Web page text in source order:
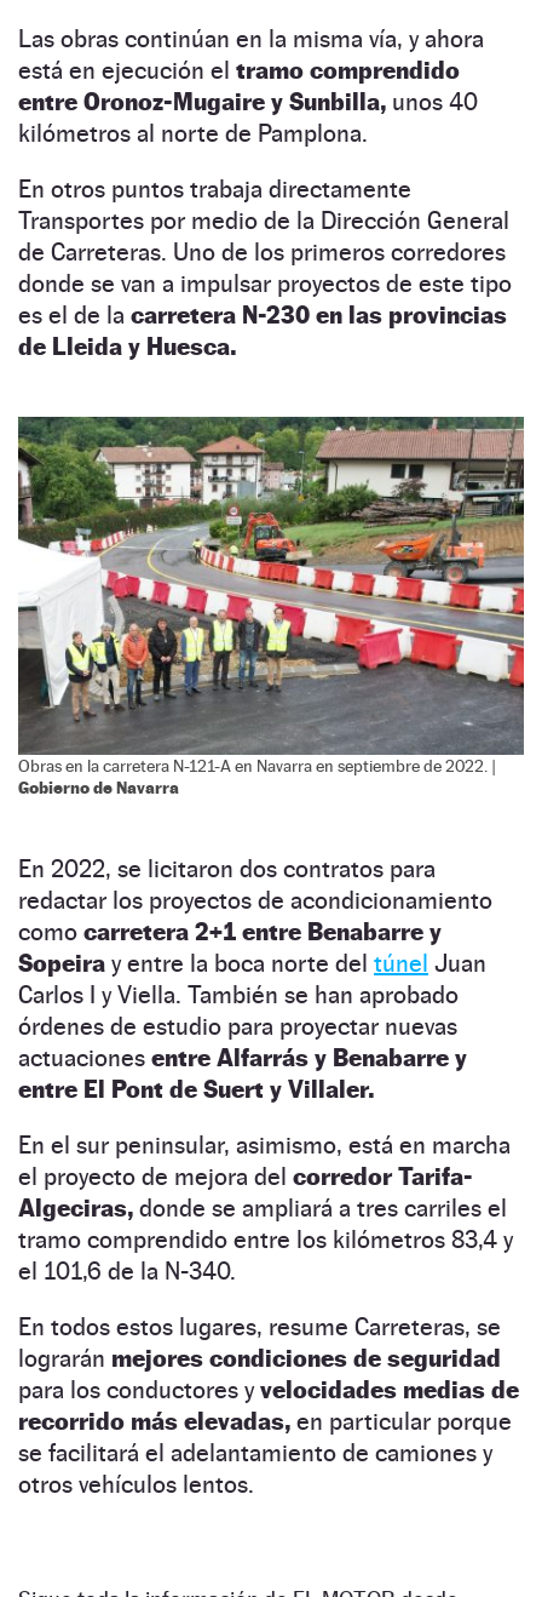
Las obras continúan en la misma vía, y ahora
está en ejecución el tramo comprendido
entre Oronoz-Mugaire y Sunbilla, unos 40
kilómetros al norte de Pamplona.
En otros puntos trabaja directamente
Transportes por medio de la Dirección General
de Carreteras. Uno de los primeros corredores
donde se van a impulsar proyectos de este tipo
es el de la carretera N-230 en las provincias
de Lleida y Huesca.
Obras en la carretera N-121-A en Navarra en septiembre de 2022. |
Gobierno de Navarra
En 2022, se licitaron dos contratos para
redactar los proyectos de acondicionamiento
como carretera 2+1 entre Benabarre y
Sopeira y entre la boca norte del túnel Juan
Carlos I y Viella. También se han aprobado
órdenes de estudio para proyectar nuevas
actuaciones entre Alfarrás y Benabarre y
entre El Pont de Suert y Villaler.
En el sur peninsular, asimismo, está en marcha
el proyecto de mejora del corredor Tarifa-
Algeciras, donde se ampliará a tres carriles el
tramo comprendido entre los kilómetros 83,4 y
el 101,6 de la N-340.
En todos estos lugares, resume Carreteras, se
lograrán mejores condiciones de seguridad
para los conductores yvelocidades medias de
recorrido más elevadas, en particular porque
se facilitará el adelantamiento de camiones y
otros vehículos lentos.